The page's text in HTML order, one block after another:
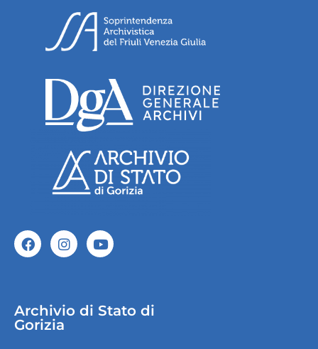
Archivio di Stato di
Gorizia